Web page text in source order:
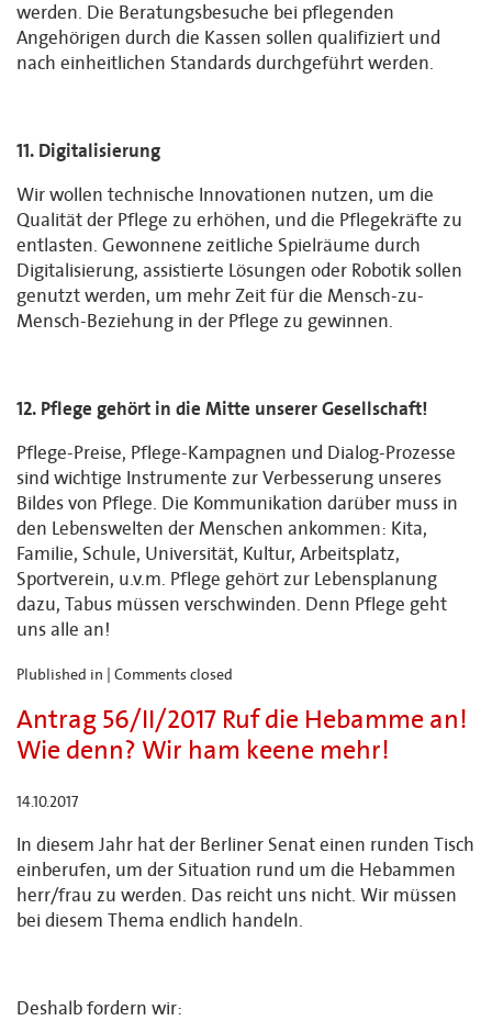
werden. Die Beratungsbesuche bei pflegenden
Angehörigen durch die Kassen sollen qualifiziert und
nach einheitlichen Standards durchgeführt werden.
11. Digitalisierung
Wir wollen technische Innovationen nutzen, um die
Qualität der Pflege zu erhöhen, und die Pflegekräfte zu
entlasten. Gewonnene zeitliche Spielräume durch
Digitalisierung, assistierte Lösungen oder Robotik sollen
genutzt werden, um mehr Zeit für die Mensch-zu-
Mensch-Beziehung in der Pflege zu gewinnen.
12. Pflege gehört in die Mitte unserer Gesellschaft!
Pflege-Preise, Pflege-Kampagnen und Dialog-Prozesse
sind wichtige Instrumente zur Verbesserung unseres
Bildes von Pflege. Die Kommunikation darüber muss in
den Lebenswelten der Menschen ankommen: Kita,
Familie, Schule, Universität, Kultur, Arbeitsplatz,
Sportverein, u.v.m. Pflege gehört zur Lebensplanung
dazu, Tabus müssen verschwinden. Denn Pflege geht
uns alle an!
Plublished in | Comments closed
Antrag 56/II/2017 Ruf die Hebamme an!
Wie denn? Wir ham keene mehr!
14.10.2017
In diesem Jahr hat der Berliner Senat einen runden Tisch
einberufen, um der Situation rund um die Hebammen
herr/frau zu werden. Das reicht uns nicht. Wir müssen
bei diesem Thema endlich handeln.
Deshalb fordern wir: